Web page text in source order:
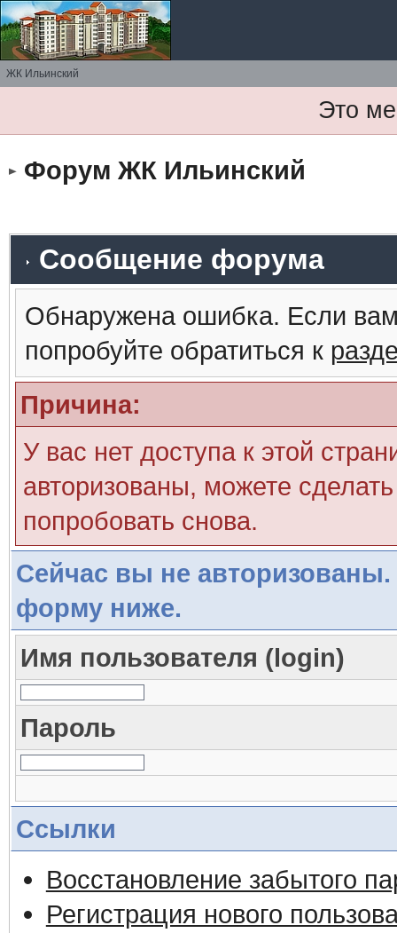
ЖК Ильинский
Это
Форум ЖК Ильинский
Сообщение форума
Обнаружена ошибка. Если
попробуйте обратиться к
Причина:
У вас нет доступа к этой
авторизованы, можете
попробовать снова.
Сейчас вы не авторизованы.
форму ниже.
Имя пользователя (login)
Пароль
Ссылки
Восстановление забытого
Регистрация нового